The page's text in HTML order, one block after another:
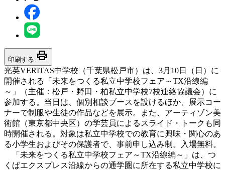
印刷する print
光英VERITAS中学校（千葉県松戸市）は、3月10日（日）に
開催される「未来をつくる私立中学校フェア～TX沿線編
～」（主催：松戸・野田・柏私立中学校7校連絡協議会）に
参加する。当日は、個別相談ブースを設けるほか、展示コー
ナーで制服や生徒の作品などを展示。また、アーティゾン美
術館（東京都中央区）の学芸員によるスライド・トークも同
時開催される。対象は私立中学校での教育に興味・関心のあ
る小学生およびその保護者で、事前申し込み制。入場無料。
「未来をつくる私立中学校フェア～TX沿線編～」は、つ
くばエクスプレス沿線からの通学圏に所在する私立中学校に